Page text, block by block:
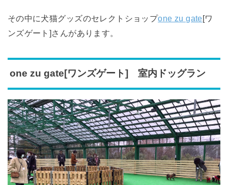
その中に犬猫グッズのセレクトショップone zu gate[ワ
ンズゲート]さんがあります。
one zu gate[ワンズゲート] 室内ドッグラン